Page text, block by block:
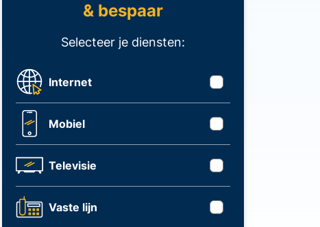
& bespaar
Selecteer je diensten:
Internet
Mobiel
Televisie
Vaste lijn